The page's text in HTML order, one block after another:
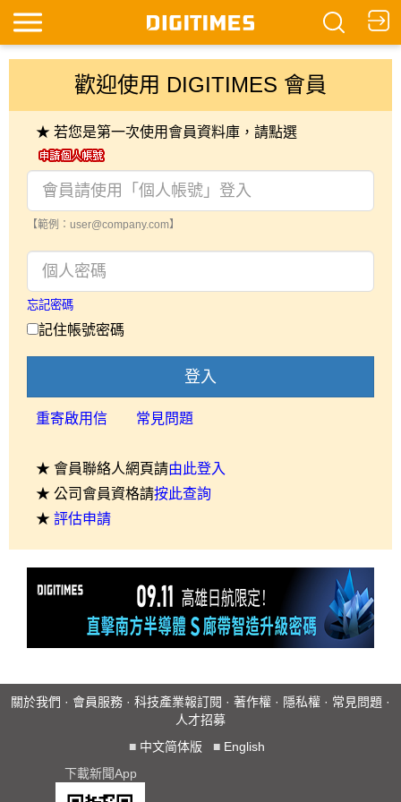
歡迎使用 DIGITIMES 會員
★ 若您是第一次使用會員資料庫，請點選
【範例：user@company.com】
忘記密碼
記住帳號密碼
登入
重寄啟用信 常見問題
★ 會員聯絡人網頁請由此登入
★ 公司會員資格請按此查詢
★ 評估申請
關於我們 · 會員服務 · 科技產業報訂閱 · 著作權 · 隱私權 · 常見問題 ·
人才招募
■ 中文简体版 ■ English
下載新聞App